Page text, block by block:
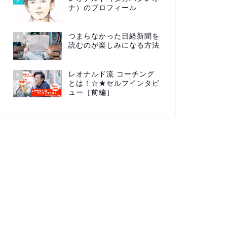
ナ）のプロフィール
4
つまらなかった日経新聞を
読むのが楽しみになる方法
5
レオナルド流 コーチング
とは！☆★セルフインタビ
ュー［前編］